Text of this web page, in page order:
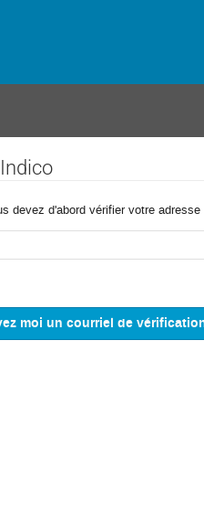
devez d'abord vérifier votre